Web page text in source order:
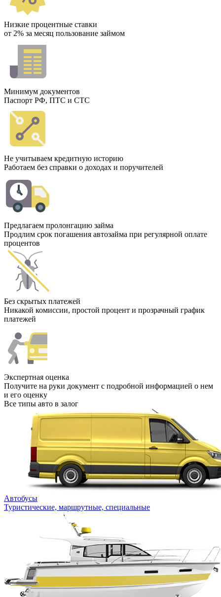
Низкие процентные ставки
от 2% за месяц пользование займом
Минимум документов
Паспорт РФ, ПТС и СТС
Не учитываем кредитную историю
Работаем без справки о доходах и поручителей
Предлагаем пролонгацию займа
Продлим срок погашения автозайма при регулярной оплате
процентов
Без скрытых платежей
Никакой комиссии, простой процент и прозрачный график
платежей
Экспертная оценка
Получите на руки документ с подробной информацией о нем
и его оценку
Все типы авто в залог
Автобусы
Туристические, маршрутные, специальные